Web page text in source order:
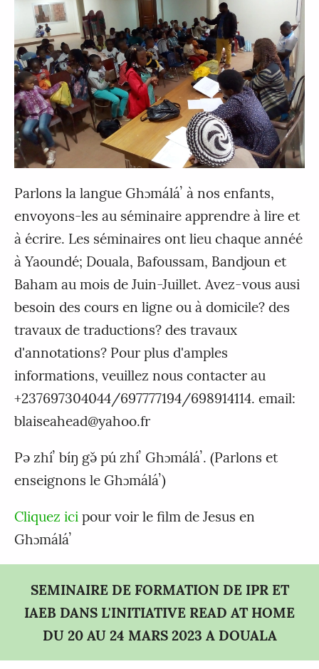
Parlons la langue Ghɔmáláʼ à nos enfants,
envoyons-les au séminaire apprendre à lire et
à écrire. Les séminaires ont lieu chaque annéé
à Yaoundé; Douala, Bafoussam, Bandjoun et
Baham au mois de Juin-Juillet. Avez-vous ausi
besoin des cours en ligne ou à domicile? des
travaux de traductions? des travaux
d'annotations? Pour plus d'amples
informations, veuillez nous contacter au
+237697304044/697777194/698914114. email:
blaiseahead@yahoo.fr
Pə zhíʼ bíŋ gə̌ pú zhíʼ Ghɔmáláʼ. (Parlons et
enseignons le Ghɔmáláʼ)
Cliquez ici pour voir le film de Jesus en
Ghɔmáláʼ
SEMINAIRE DE FORMATION DE IPR ET
IAEB DANS L'INITIATIVE READ AT HOME
DU 20 AU 24 MARS 2023 A DOUALA